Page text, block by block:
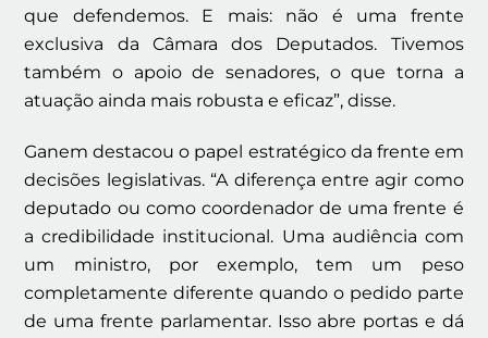
que defendemos. E mais: não é uma frente
exclusiva da Câmara dos Deputados. Tivemos
também o apoio de senadores, o que torna a
atuação ainda mais robusta e eficaz”, disse.
Ganem destacou o papel estratégico da frente em
decisões legislativas. “A diferença entre agir como
deputado ou como coordenador de uma frente é
a credibilidade institucional. Uma audiência com
um ministro, por exemplo, tem um peso
completamente diferente quando o pedido parte
de uma frente parlamentar. Isso abre portas e dá